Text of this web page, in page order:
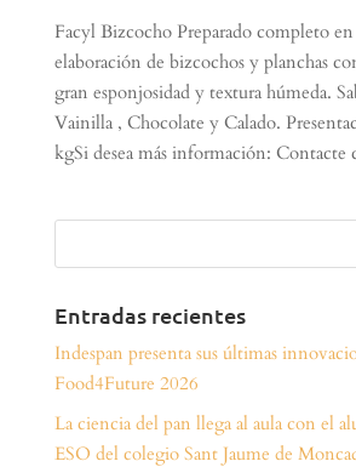
Facyl Bizcocho Preparado completo
elaboración de bizcochos y planchas
gran esponjosidad y textura húmeda.
Vainilla , Chocolate y Calado.
kgSi desea más información: Contacte
Entradas recientes
Indespan presenta sus últimas
Food4Future 2026
La ciencia del pan llega al aula con el
ESO del colegio Sant Jaume de